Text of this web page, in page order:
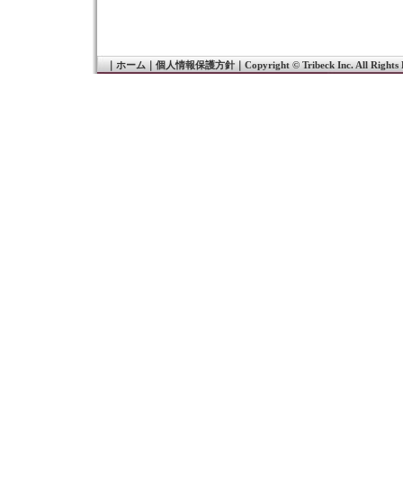
ホーム｜ 個人情報保護方針｜ Copyright © Tribeck Inc. All Rights